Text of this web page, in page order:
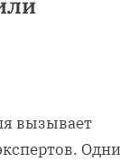
вызывает
Одни